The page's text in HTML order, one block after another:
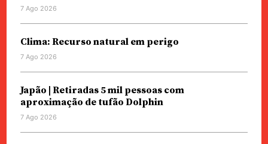
7 Ago 2026
Clima: Recurso natural em perigo
7 Ago 2026
Japão | Retiradas 5 mil pessoas com
aproximação de tufão Dolphin
7 Ago 2026